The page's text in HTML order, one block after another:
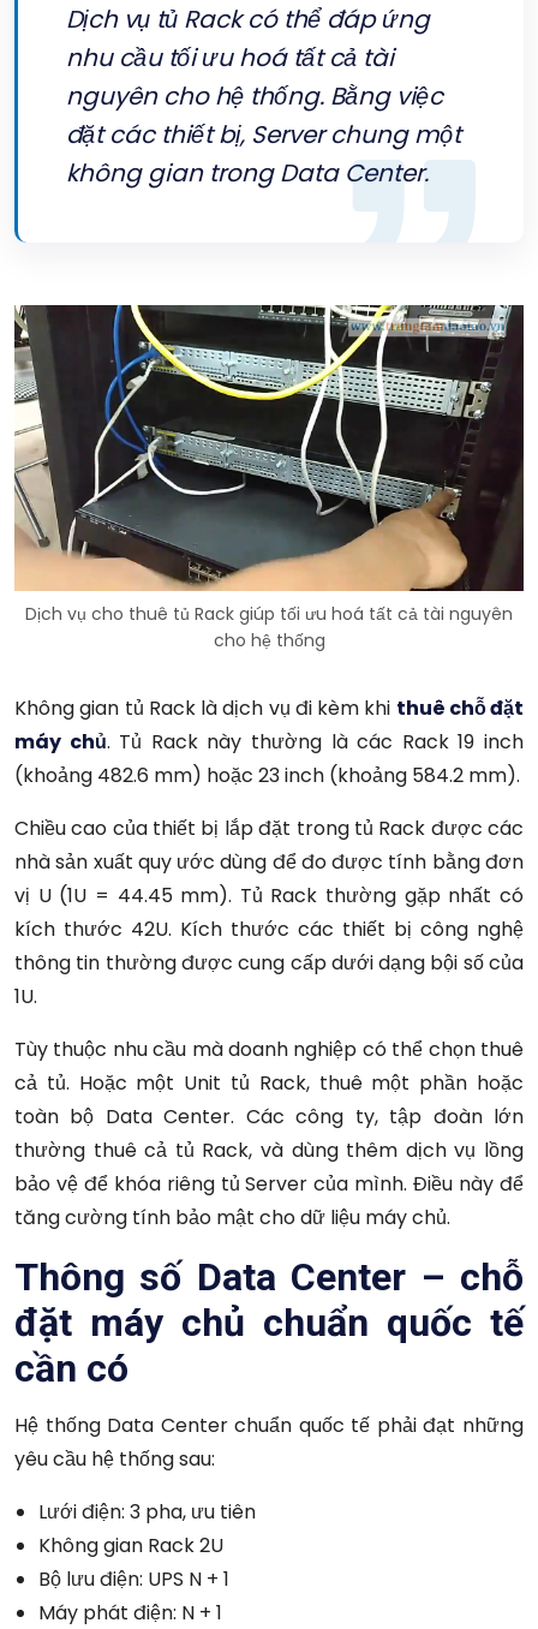
Dịch vụ tủ Rack có thể đáp ứng
nhu cầu tối ưu hoá tất cả tài
nguyên cho hệ thống. Bằng việc
đặt các thiết bị, Server chung một
không gian trong Data Center.
Dịch vụ cho thuê tủ Rack giúp tối ưu hoá tất cả tài nguyên
cho hệ thống
Không gian tủ Rack là dịch vụ đi kèm khi thuê chỗ đặt
máy chủ. Tủ Rack này thường là các Rack 19 inch
(khoảng 482.6 mm) hoặc 23 inch (khoảng 584.2 mm).
Chiều cao của thiết bị lắp đặt trong tủ Rack được các
nhà sản xuất quy ước dùng để đo được tính bằng đơn
vị U (1U = 44.45 mm). Tủ Rack thường gặp nhất có
kích thước 42U. Kích thước các thiết bị công nghệ
thông tin thường được cung cấp dưới dạng bội số của
1U.
Tùy thuộc nhu cầu mà doanh nghiệp có thể chọn thuê
cả tủ. Hoặc một Unit tủ Rack, thuê một phần hoặc
toàn bộ Data Center. Các công ty, tập đoàn lớn
thường thuê cả tủ Rack, và dùng thêm dịch vụ lồng
bảo vệ để khóa riêng tủ Server của mình. Điều này để
tăng cường tính bảo mật cho dữ liệu máy chủ.
Thông số Data Center – chỗ
đặt máy chủ chuẩn quốc tế
cần có
Hệ thống Data Center chuẩn quốc tế phải đạt những
yêu cầu hệ thống sau:
Lưới điện: 3 pha, ưu tiên
Không gian Rack2U
Bộ lưu điện: UPS N + 1
Máy phát điện: N + 1